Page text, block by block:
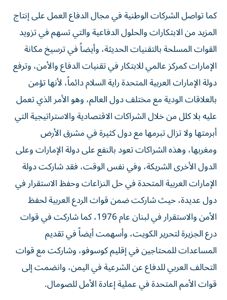
كما تواصل الشركات الوطنية في مجال الدفاع العمل على إنتاج
المزيد من الابتكارات والحلول الدفاعية والتي تسهم في تزويد
القوات المسلحة بالتقنيات الحديثة، وأيضاً في ترسيخ مكانة
الإمارات كمركز عالمي للابتكار في تقنيات الدفاع والأمن، وترفع
دولة الإمارات العربية المتحدة راية السلام دائماً، لأنها تؤمن
بالعلاقات الودية مع مختلف دول العالم، وهو الأمر الذي تعمل
عليه بلا كلل من خلال الشراكات الاقتصادية والاستراتيجية التي
أبرمتها ولا تزال تبرمها مع دول كثيرة في مشرق الأرض
ومغربها، وهذه الشراكات تعود بالنفع على دولة الإمارات وعلى
الدول الأخرى الشريكة، وفي نفس الوقت، فقد شاركت دولة
الإمارات العربية المتحدة في حل النزاعات وحفظ الاستقرار في
دول عديدة، حيث شاركت ضمن قوات الردع العربية لحفظ
الأمن والاستقرار في لبنان عام 1976، كما شاركت في قوات
درع الجزيرة لتحرير الكويت، وأسهمت أيضاً في تقديم
المساعدات للمحتاجين في إقليم كوسوفو، وشاركت مع قوات
التحالف العربي للدفاع عن الشرعية في اليمن، وانضمت إلى
قوات الأمم المتحدة في عملية إعادة الأمل للصومال.